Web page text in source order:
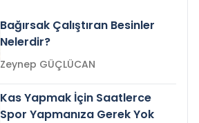
Bağırsak Çalıştıran Besinler
Nelerdir?
Zeynep GÜÇLÜCAN
Kas Yapmak İçin Saatlerce
Spor Yapmanıza Gerek Yok